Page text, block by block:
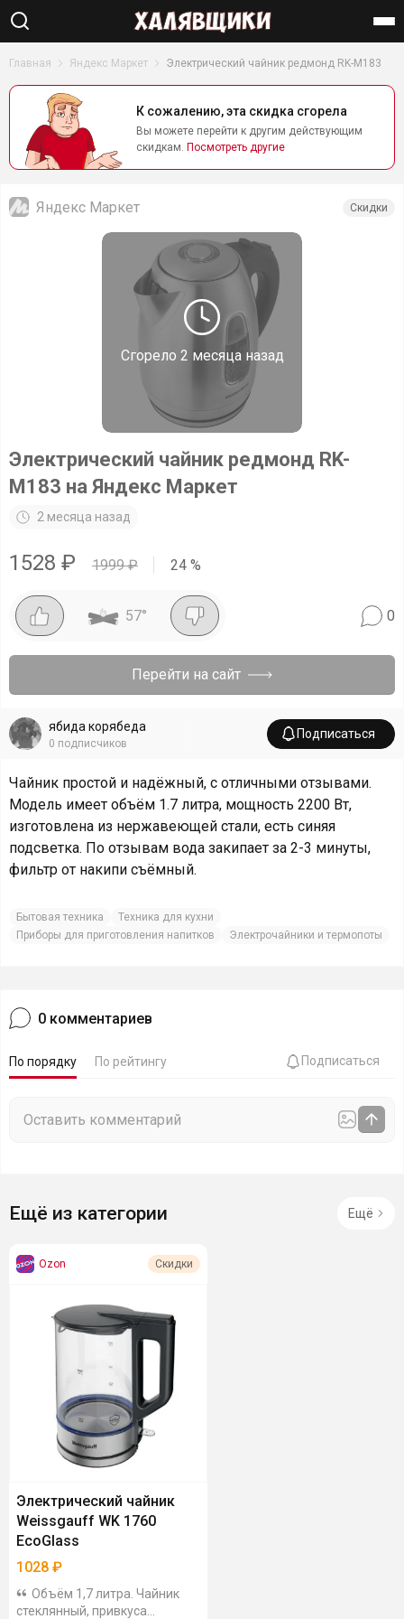
Найти
Главная Яндекс Маркет Электрический чайник редмонд RK-M183
К сожалению, эта скидка сгорела
Вы можете перейти к другим действующим
скидкам. Посмотреть другие
Сгорело 2 месяца назад
Яндекс Маркет Скидки
Электрический чайник редмонд RK-
M183 на Яндекс Маркет
2 месяца назад
1528 ₽ 1999₽ 24 %
57° 0
Перейти на сайт
ябида корябеда
0 подписчиков
Подписаться
Чайник простой и надёжный, с отличными отзывами.
Модель имеет объём 1.7 литра, мощность 2200 Вт,
изготовлена из нержавеющей стали, есть синяя
подсветка. По отзывам вода закипает за 2-3 минуты,
фильтр от накипи съёмный.
Бытовая техника
Техника для кухни
Приборы для приготовления напитков
Электрочайники и термопоты
0 комментариев
По порядку По рейтингу Подписаться
Ещё из категории Ещё
Ozon Скидки
Электрический чайник
Weissgauff WK 1760
EcoGlass
1028 ₽
Объём 1,7 литра. Чайник
стеклянный, привкуса